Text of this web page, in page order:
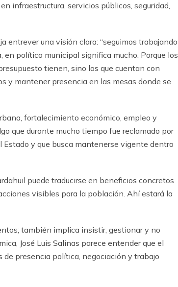
infraestructura, servicios públicos, seguridad,
entrever una visión clara: “seguimos trabajando
en política municipal significa mucho. Porque los
tienen, sino los que cuentan con
y mantener presencia en las mesas donde se
fortalecimiento económico, empleo y
que durante mucho tiempo fue reclamado por
y que busca mantenerse vigente dentro
puede traducirse en beneficios concretos
visibles para la población. Ahí estará la
también implica insistir, gestionar y no
José Luis Salinas parece entender que el
presencia política, negociación y trabajo